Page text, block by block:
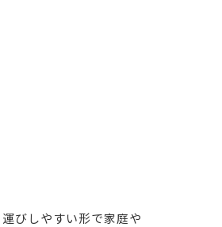
びしやすい形で家庭や